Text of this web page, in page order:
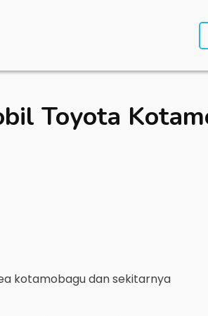
Toyota
kotamobagudan sekitarnya